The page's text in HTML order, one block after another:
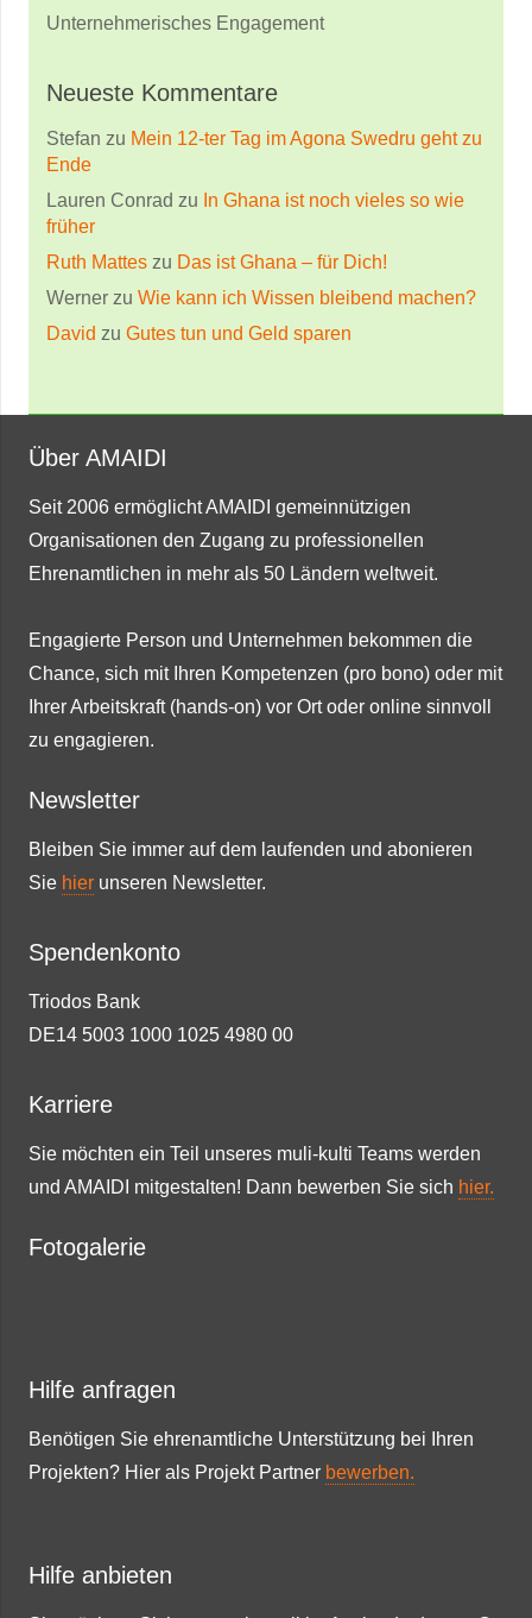
Unternehmerisches Engagement
Neueste Kommentare
Stefan zu Mein 12-ter Tag im Agona Swedru geht zu
Ende
Lauren Conrad zu In Ghana ist noch vieles so wie
früher
Ruth Mattes zu Das ist Ghana – für Dich!
Werner zu Wie kann ich Wissen bleibend machen?
David zu Gutes tun und Geld sparen
Über AMAIDI
Seit 2006 ermöglicht AMAIDI gemeinnützigen
Organisationen den Zugang zu professionellen
Ehrenamtlichen in mehr als 50 Ländern weltweit.
Engagierte Person und Unternehmen bekommen die
Chance, sich mit Ihren Kompetenzen (pro bono) oder mit
Ihrer Arbeitskraft (hands-on) vor Ort oder online sinnvoll
zu engagieren.
Newsletter
Bleiben Sie immer auf dem laufenden und abonieren
Sie hier unseren Newsletter.
Spendenkonto
Triodos Bank
DE14 5003 1000 1025 4980 00
Karriere
Sie möchten ein Teil unseres muli-kulti Teams werden
und AMAIDI mitgestalten! Dann bewerben Sie sich hier.
Fotogalerie
Hilfe anfragen
Benötigen Sie ehrenamtliche Unterstützung bei Ihren
Projekten? Hier als Projekt Partner bewerben.
Hilfe anbieten